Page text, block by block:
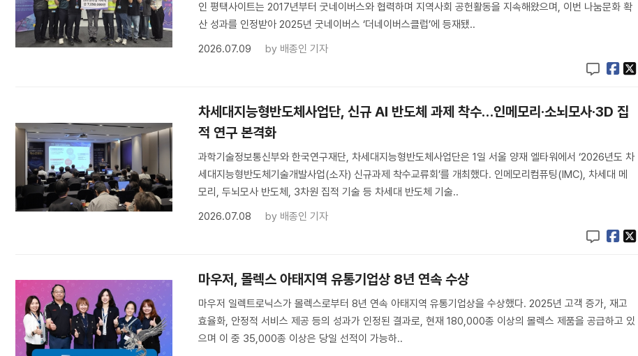
인 평택사이트는 2017년부터 굿네이버스와 협력하며 지역사회 공헌활동을 지속해왔으며, 이번 나눔문화 확
산 성과를 인정받아 2025년 굿네이버스 ‘더네이버스클럽’에 등재됐..
2026.07.09
by 배종인 기자
차세대지능형반도체사업단, 신규 AI 반도체 과제 착수…인메모리·소뇌모사·3D 집
적 연구 본격화
과학기술정보통신부와 한국연구재단, 차세대지능형반도체사업단은 1일 서울 양재 엘타워에서 ‘2026년도 차
세대지능형반도체기술개발사업(소자) 신규과제 착수교류회’를 개최했다. 인메모리컴퓨팅(IMC), 차세대 메
모리, 두뇌모사 반도체, 3차원 집적 기술 등 차세대 반도체 기술..
2026.07.08
by 배종인 기자
마우저, 몰렉스 아태지역 유통기업상 8년 연속 수상
마우저 일렉트로닉스가 몰렉스로부터 8년 연속 아태지역 유통기업상을 수상했다. 2025년 고객 증가, 재고
효율화, 안정적 서비스 제공 등의 성과가 인정된 결과로, 현재 180,000종 이상의 몰렉스 제품을 공급하고 있
으며 이 중 35,000종 이상은 당일 선적이 가능하..